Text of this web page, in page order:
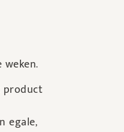
egale,